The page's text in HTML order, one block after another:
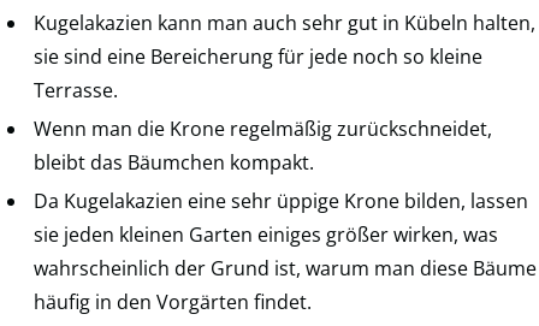
Kugelakazien kann man auch sehr gut in Kübeln halten,
sie sind eine Bereicherung für jede noch so kleine
Terrasse.
Wenn man die Krone regelmäßig zurückschneidet,
bleibt das Bäumchen kompakt.
Da Kugelakazien eine sehr üppige Krone bilden, lassen
sie jeden kleinen Garten einiges größer wirken, was
wahrscheinlich der Grund ist, warum man diese Bäume
häufig in den Vorgärten findet.